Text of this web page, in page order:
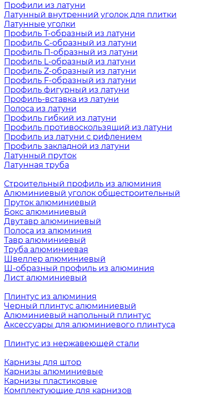
Профили из латуни
Латунный внутренний уголок для плитки
Латунные уголки
Профиль Т-образный из латуни
Профиль С-образный из латуни
Профиль П-образный из латуни
Профиль L-образный из латуни
Профиль Z-образный из латуни
Профиль F-образный из латуни
Профиль фигурный из латуни
Профиль-вставка из латуни
Полоса из латуни
Профиль гибкий из латуни
Профиль противоскользящий из латуни
Профиль из латуни с рифлением
Профиль закладной из латуни
Латунный пруток
Латунная труба
Строительный профиль из алюминия
Алюминиевый уголок общестроительный
Пруток алюминиевый
Бокс алюминиевый
Двутавр алюминиевый
Полоса из алюминия
Тавр алюминиевый
Труба алюминиевая
Швеллер алюминиевый
Ш-образный профиль из алюминия
Лист алюминиевый
Плинтус из алюминия
Черный плинтус алюминиевый
Алюминиевый напольный плинтус
Аксессуары для алюминиевого плинтуса
Плинтус из нержавеющей стали
Карнизы для штор
Карнизы алюминиевые
Карнизы пластиковые
Комплектующие для карнизов